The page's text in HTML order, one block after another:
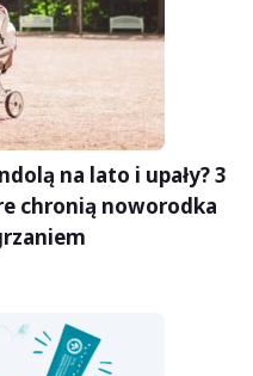
na lato i upały? 3
chronią noworodka